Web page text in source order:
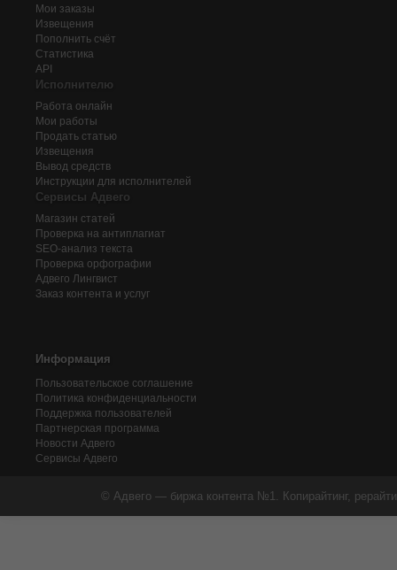
Мои заказы
Извещения
Пополнить счёт
Статистика
API
Исполнителю
Работа онлайн
Мои работы
Продать статью
Извещения
Вывод средств
Инструкции для исполнителей
Сервисы Адвего
Магазин статей
Проверка на антиплагиат
SEO-анализ текста
Проверка орфографии
Адвего Лингвист
Заказ контента и услуг
Информация
Пользовательское соглашение
Политика конфиденциальности
Поддержка пользователей
Партнерская программа
Новости Адвего
Сервисы Адвего
© Адвего — биржа контента №1. Копирайтинг,